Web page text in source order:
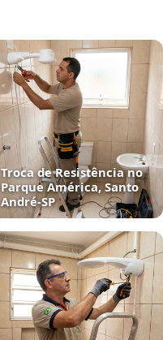
Troca de Resistência no
Parque América, Santo
André‑SP